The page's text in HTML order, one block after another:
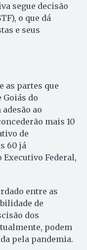
segue decisão
o que dá
e seus
as partes que
Goiás do
ao
mais 10
de
60 já
Federal,
entre as
de
dos
podem
pela pandemia.